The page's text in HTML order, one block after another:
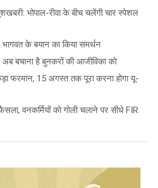
भोपाल-रीवा के बीच चलेंगी चार स्पेशल
के बयान का किया समर्थन
अब बचाना है बुनकरों की आजीविका को
फरमान, 15 अगस्त तक पूरा करना होगा यू-
वनकर्मियों को गोली चलाने पर सीधे FIR